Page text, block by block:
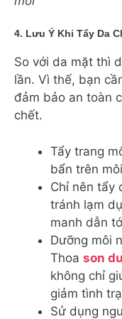
4. Lưu Ý Khi Tẩy Da
So với da mặt thì
lần. Vì thế, bạn
đảm bảo an toàn
chết.
Tẩy trang
bẩn trên
Chỉ nên tẩy
tránh lạm
manh dẫn
Dưỡng môi
Thoa son
không chỉ
giảm tình
Sử dụng